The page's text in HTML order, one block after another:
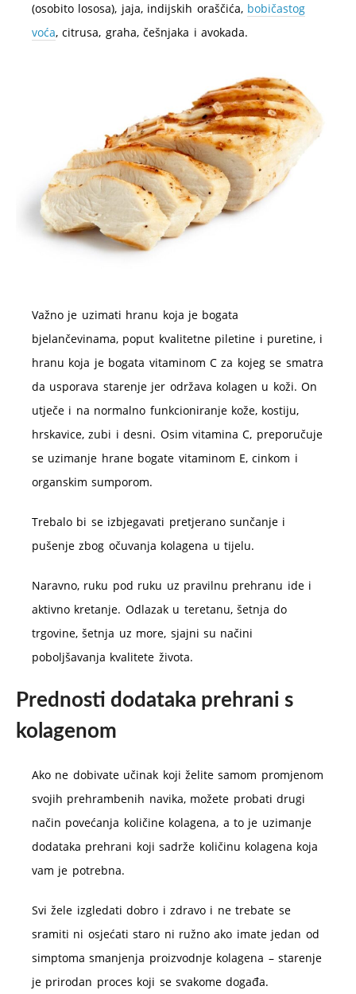
(osobito lososa), jaja, indijskih oraščića, bobičastog
voća, citrusa, graha, češnjaka i avokada.
Važno je uzimati hranu koja je bogata
bjelančevinama, poput kvalitetne piletine i puretine, i
hranu koja je bogata vitaminom C za kojeg se smatra
da usporava starenje jer održava kolagen u koži. On
utječe i na normalno funkcioniranje kože, kostiju,
hrskavice, zubi i desni. Osim vitamina C, preporučuje
se uzimanje hrane bogate vitaminom E, cinkom i
organskim sumporom.
Trebalo bi se izbjegavati pretjerano sunčanje i
pušenje zbog očuvanja kolagena u tijelu.
Naravno, ruku pod ruku uz pravilnu prehranu ide i
aktivno kretanje. Odlazak u teretanu, šetnja do
trgovine, šetnja uz more, sjajni su načini
poboljšavanja kvalitete života.
Prednosti dodataka prehrani s
kolagenom
Ako ne dobivate učinak koji želite samom promjenom
svojih prehrambenih navika, možete probati drugi
način povećanja količine kolagena, a to je uzimanje
dodataka prehrani koji sadrže količinu kolagena koja
vam je potrebna.
Svi žele izgledati dobro i zdravo i ne trebate se
sramiti ni osjećati staro ni ružno ako imate jedan od
simptoma smanjenja proizvodnje kolagena – starenje
je prirodan proces koji se svakome događa.